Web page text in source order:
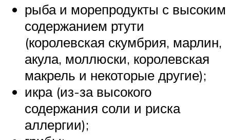
рыба и морепродукты с высоким
содержанием ртути
(королевская скумбрия, марлин,
акула, моллюски, королевская
макрель и некоторые другие);
икра (из-за высокого
содержания соли и риска
аллергии);